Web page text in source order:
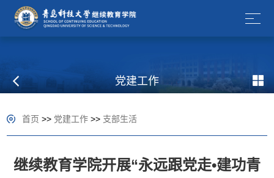
党建工作
首页 >> 党建工作 >> 支部生活
继续教育学院开展“永远跟党走•建功青